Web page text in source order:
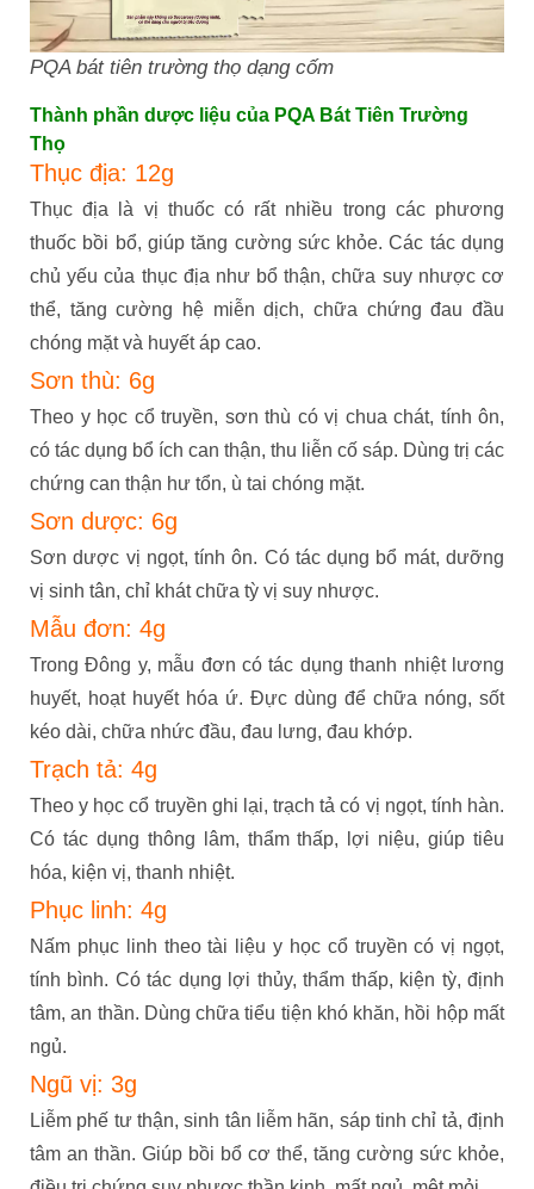
PQA bát tiên trường thọ dạng cốm
Thành phần dược liệu của PQA Bát Tiên Trường
Thọ
Thục địa: 12g
Thục địa là vị thuốc có rất nhiều trong các phương
thuốc bồi bổ, giúp tăng cường sức khỏe. Các tác dụng
chủ yếu của thục địa như bổ thận, chữa suy nhược cơ
thể, tăng cường hệ miễn dịch, chữa chứng đau đầu
chóng mặt và huyết áp cao.
Sơn thù: 6g
Theo y học cổ truyền, sơn thù có vị chua chát, tính ôn,
có tác dụng bổ ích can thận, thu liễn cố sáp. Dùng trị các
chứng can thận hư tổn, ù tai chóng mặt.
Sơn dược: 6g
Sơn dược vị ngọt, tính ôn. Có tác dụng bổ mát, dưỡng
vị sinh tân, chỉ khát chữa tỳ vị suy nhược.
Mẫu đơn: 4g
Trong Đông y, mẫu đơn có tác dụng thanh nhiệt lương
huyết, hoạt huyết hóa ứ. Đực dùng để chữa nóng, sốt
kéo dài, chữa nhức đầu, đau lưng, đau khớp.
Trạch tả: 4g
Theo y học cổ truyền ghi lại, trạch tả có vị ngọt, tính hàn.
Có tác dụng thông lâm, thẩm thấp, lợi niệu, giúp tiêu
hóa, kiện vị, thanh nhiệt.
Phục linh: 4g
Nấm phục linh theo tài liệu y học cổ truyền có vị ngọt,
tính bình. Có tác dụng lợi thủy, thẩm thấp, kiện tỳ, định
tâm, an thần. Dùng chữa tiểu tiện khó khăn, hồi hộp mất
ngủ.
Ngũ vị: 3g
Liễm phế tư thận, sinh tân liễm hãn, sáp tinh chỉ tả, định
tâm an thần. Giúp bồi bổ cơ thể, tăng cường sức khỏe,